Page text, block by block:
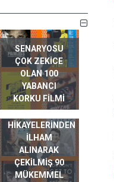
SENARYOSU
ÇOK ZEKICE
OLAN 100
YABANCI
KORKU FILMI
GERÇEK HAYAT
HIKAYELERINDEN
ILHAM
ALINARAK
ÇEKILMIŞ 90
MÜKEMMEL